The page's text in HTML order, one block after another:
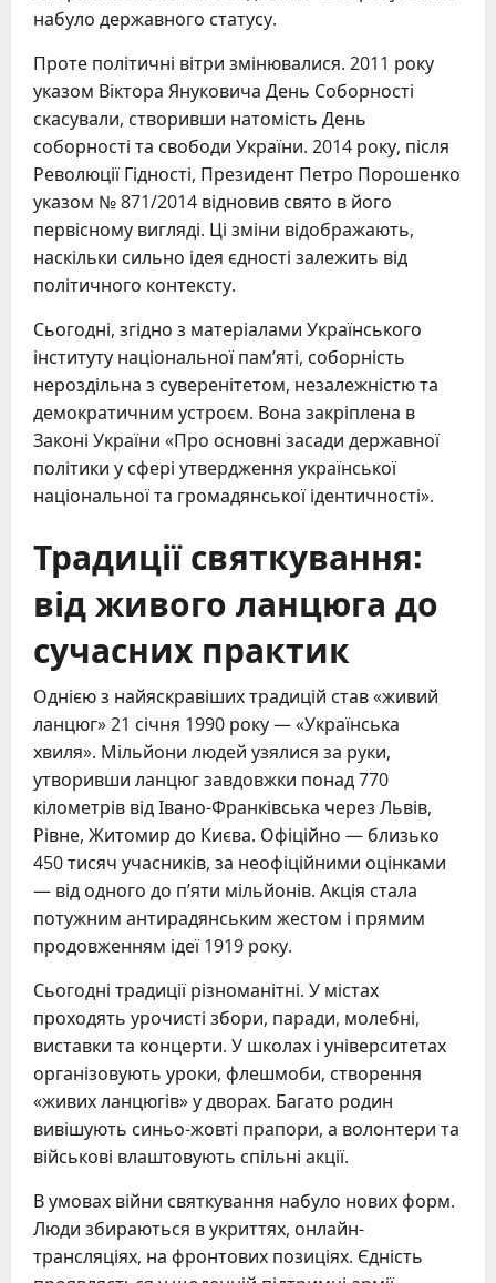
набуло державного статусу.
Проте політичні вітри змінювалися. 2011 року
указом Віктора Януковича День Соборності
скасували, створивши натомість День
соборності та свободи України. 2014 року, після
Революції Гідності, Президент Петро Порошенко
указом № 871/2014 відновив свято в його
первісному вигляді. Ці зміни відображають,
наскільки сильно ідея єдності залежить від
політичного контексту.
Сьогодні, згідно з матеріалами Українського
інституту національної пам’яті, соборність
нероздільна з суверенітетом, незалежністю та
демократичним устроєм. Вона закріплена в
Законі України «Про основні засади державної
політики у сфері утвердження української
національної та громадянської ідентичності».
Традиції святкування:
від живого ланцюга до
сучасних практик
Однією з найяскравіших традицій став «живий
ланцюг» 21 січня 1990 року — «Українська
хвиля». Мільйони людей узялися за руки,
утворивши ланцюг завдовжки понад 770
кілометрів від Івано-Франківська через Львів,
Рівне, Житомир до Києва. Офіційно — близько
450 тисяч учасників, за неофіційними оцінками
— від одного до п’яти мільйонів. Акція стала
потужним антирадянським жестом і прямим
продовженням ідеї 1919 року.
Сьогодні традиції різноманітні. У містах
проходять урочисті збори, паради, молебні,
виставки та концерти. У школах і університетах
організовують уроки, флешмоби, створення
«живих ланцюгів» у дворах. Багато родин
вивішують синьо-жовті прапори, а волонтери та
військові влаштовують спільні акції.
В умовах війни святкування набуло нових форм.
Люди збираються в укриттях, онлайн-
трансляціях, на фронтових позиціях. Єдність